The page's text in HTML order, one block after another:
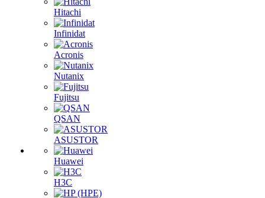
Hitachi
Infinidat
Acronis
Nutanix
Fujitsu
QSAN
ASUSTOR
Huawei
H3C